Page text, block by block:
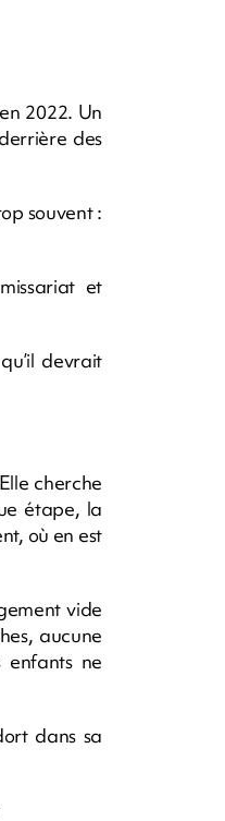
2022. Un
des
souvent :
et
devrait
cherche
étape, la
où en est
vide
aucune
ne
dans sa